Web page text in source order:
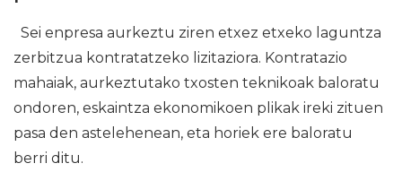
Sei enpresa aurkeztu ziren etxez etxeko laguntza
zerbitzua kontratatzeko lizitaziora. Kontratazio
mahaiak, aurkeztutako txosten teknikoak baloratu
ondoren, eskaintza ekonomikoen plikak ireki zituen
pasa den astelehenean, eta horiek ere baloratu
berri ditu.